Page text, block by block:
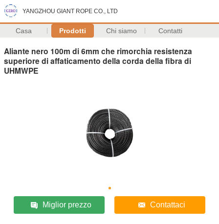
YANGZHOU GIANT ROPE CO., LTD
Casa Prodotti Chi siamo Contatti
Aliante nero 100m di 6mm che rimorchia resistenza
superiore di affaticamento della corda della fibra di
UHMWPE
Miglior prezzo Contattaci